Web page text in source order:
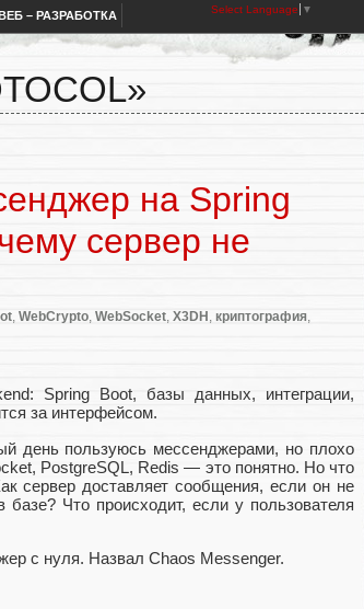
– РАЗРАБОТКА Select Language ▼
на Spring
сервер не
WebCrypto WebSocket X3DH криптография
Spring Boot, базы данных, интеграции,
за интерфейсом.
день пользуюсь мессенджерами, но плохо
PostgreSQL, Redis — это понятно. Но что
сервер доставляет сообщения, если он не
Что происходит, если у пользователя
с нуля. Назвал Chaos Messenger.